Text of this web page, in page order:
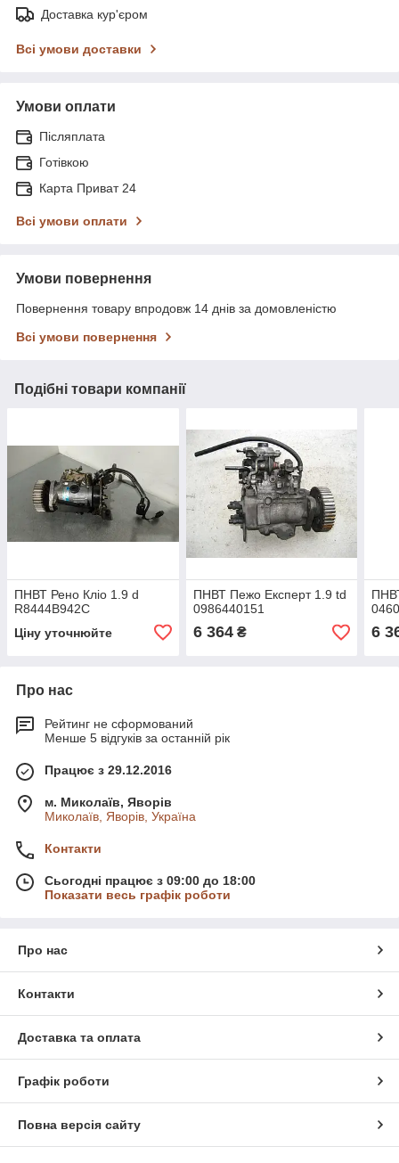
Доставка кур'єром
Всі умови доставки
Умови оплати
Післяплата
Готівкою
Карта Приват 24
Всі умови оплати
Умови повернення
Повернення товару впродовж 14 днів за домовленістю
Всі умови повернення
Подібні товари компанії
ПНВТ Рено Кліо 1.9 d
R8444B942C
Ціну уточнюйте
ПНВТ Пежо Експерт 1.9 td
0986440151
6 364₴ 6
Про нас
Рейтинг не сформований
Менше 5 відгуків за останній рік
Працює з 29.12.2016
м. Миколаїв, Яворів
Миколаїв, Яворів, Україна
Контакти
Сьогодні працює з 09:00 до 18:00
Показати весь графік роботи
Про нас
Контакти
Доставка та оплата
Графік роботи
Повна версія сайту